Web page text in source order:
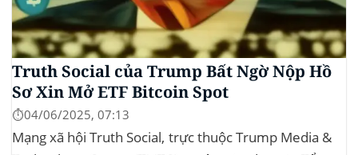
Truth Social của Trump Bất Ngờ Nộp Hồ
Sơ Xin Mở ETF Bitcoin Spot
⏱️04/06/2025, 07:13
Mạng xã hội Truth Social, trực thuộc Trump Media &